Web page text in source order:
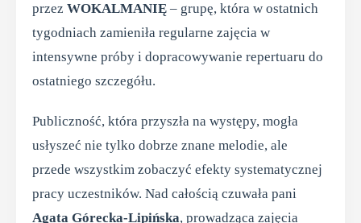
przez WOKALMANIĘ – grupę, która w ostatnich
tygodniach zamieniła regularne zajęcia w
intensywne próby i dopracowywanie repertuaru do
ostatniego szczegółu.
Publiczność, która przyszła na występy, mogła
usłyszeć nie tylko dobrze znane melodie, ale
przede wszystkim zobaczyć efekty systematycznej
pracy uczestników. Nad całością czuwała pani
Agata Górecka-Lipińska, prowadząca zajęcia